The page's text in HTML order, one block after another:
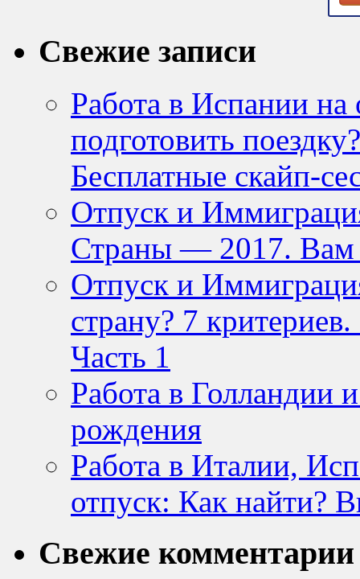
Свежие записи
Работа в Испании
подготовить
Бесплатные скайп-
Отпуск и
Страны — 2017. Вам
Отпуск и
страну? 7
Часть 1
Работа в
рождения
Работа в Италии,
отпуск: Как найти?
Свежие комментарии